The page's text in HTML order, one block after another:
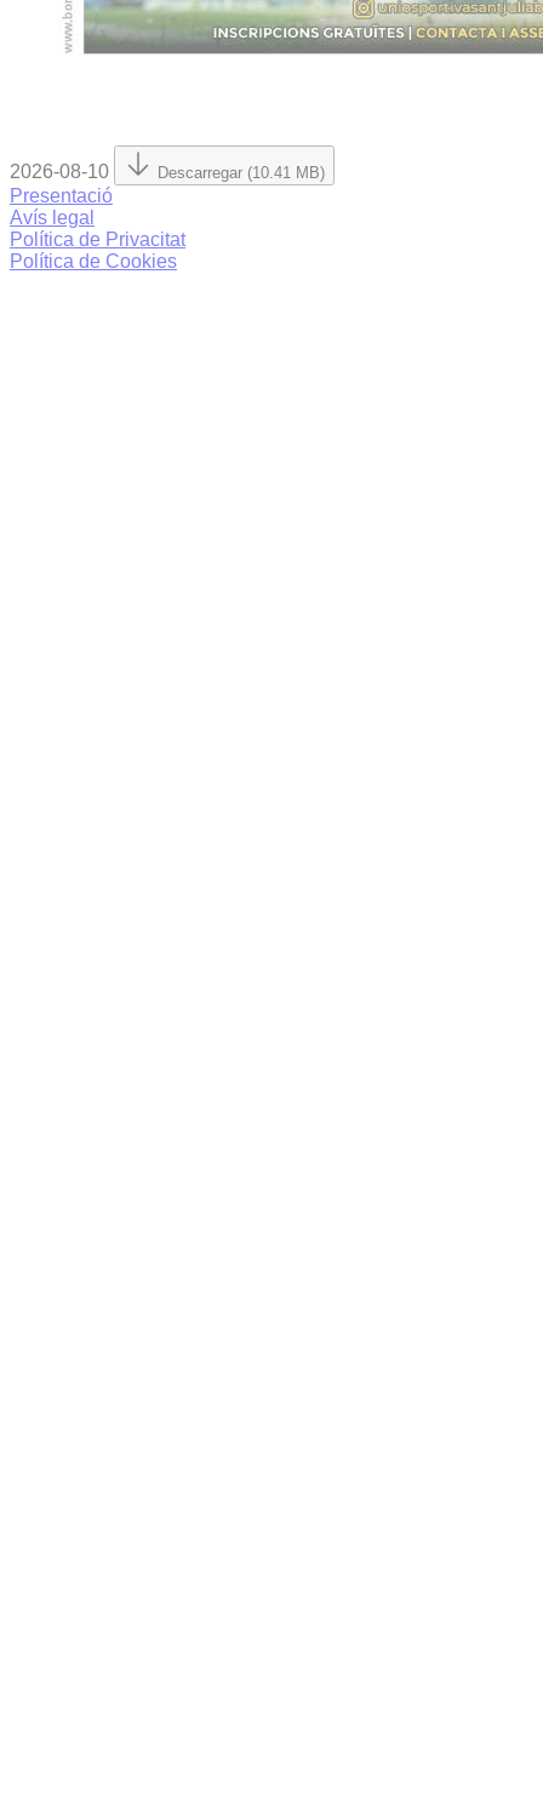
2026-08-10 Descarregar (10.41 MB)
Presentació
Avís legal
Política de Privacitat
Política de Cookies